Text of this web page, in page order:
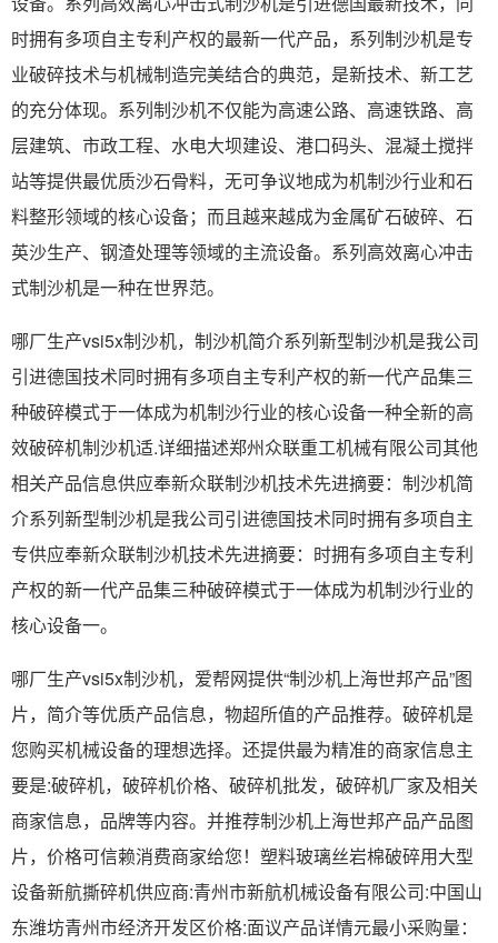
时拥有多项自主专利产权的最新一代产品，系列制沙机是专
业破碎技术与机械制造完美结合的典范，是新技术、新工艺
的充分体现。系列制沙机不仅能为高速公路、高速铁路、高
层建筑、市政工程、水电大坝建设、港口码头、混凝土搅拌
站等提供最优质沙石骨料，无可争议地成为机制沙行业和石
料整形领域的核心设备；而且越来越成为金属矿石破碎、石
英沙生产、钢渣处理等领域的主流设备。系列高效离心冲击
式制沙机是一种在世界范。
哪厂生产vsi5x制沙机，制沙机简介系列新型制沙机是我公司
引进德国技术同时拥有多项自主专利产权的新一代产品集三
种破碎模式于一体成为机制沙行业的核心设备一种全新的高
效破碎机制沙机适.详细描述郑州众联重工机械有限公司其他
相关产品信息供应奉新众联制沙机技术先进摘要：制沙机简
介系列新型制沙机是我公司引进德国技术同时拥有多项自主
专供应奉新众联制沙机技术先进摘要：时拥有多项自主专利
产权的新一代产品集三种破碎模式于一体成为机制沙行业的
核心设备一。
哪厂生产vsi5x制沙机，爱帮网提供“制沙机上海世邦产品”图
片，简介等优质产品信息，物超所值的产品推荐。破碎机是
您购买机械设备的理想选择。还提供最为精准的商家信息主
要是:破碎机，破碎机价格、破碎机批发，破碎机厂家及相关
商家信息，品牌等内容。并推荐制沙机上海世邦产品产品图
片，价格可信赖消费商家给您！塑料玻璃丝岩棉破碎用大型
设备新航撕碎机供应商:青州市新航机械设备有限公司:中国山
东潍坊青州市经济开发区价格:面议产品详情元最小采购量：